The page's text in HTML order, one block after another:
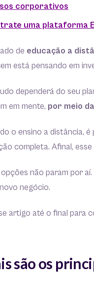
corporativos
uma plataforma
de educação a
está pensando em
dependerá do seu
em mente, por meio
o ensino a distância, é
completa. Afinal,
não param por aí.
negócio.
artigo até o final para
são os